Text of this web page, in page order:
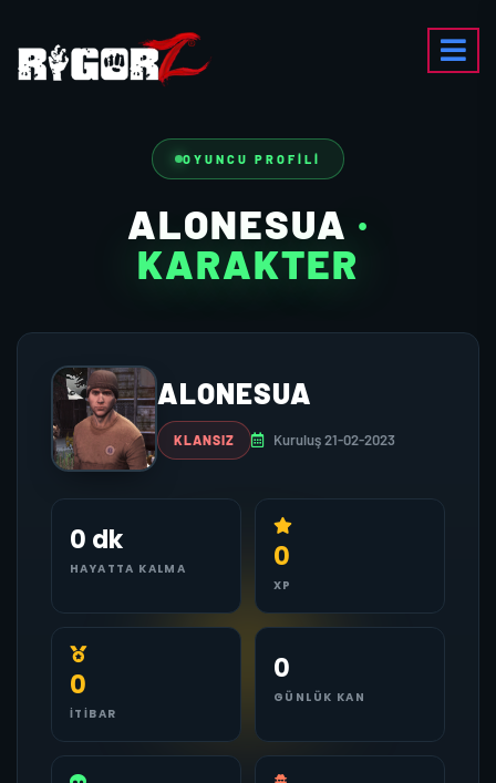
OYUNCU PROFILI
ALONESUA ·
KARAKTER
ALONESUA
KLANSIZ Kuruluş 21-02-2023
0 dk
HAYATTA KALMA 0
XP
0
İTIBAR
0
GÜNLÜK KAN